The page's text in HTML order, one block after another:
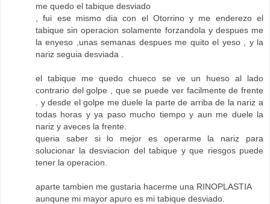
me quedo el tabique desviado
, fui ese mismo dia con el Otorrino y me enderezo el
tabique sin operacion solamente forzandola y despues me
la enyeso ,unas semanas despues me quito el yeso , y la
nariz seguia desviada .
el tabique me quedo chueco se ve un hueso al lado
contrario del golpe , que se puede ver facilmente de frente
. y desde el golpe me duele la parte de arriba de la nariz a
todas horas y ya paso mucho tiempo y aun me duele la
nariz y aveces la frente.
queria saber si lo mejor es operarme la nariz para
solucionar la desviacion del tabique y que riesgos puede
tener la operacion.
aparte tambien me gustaria hacerme una RINOPLASTIA
aunqune mi mayor apuro es mi tabique desviado.